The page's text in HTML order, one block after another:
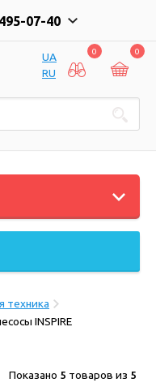
495-07-40
UA
RU
0 0
техника
INSPIRE
Показано 5 товаров из 5